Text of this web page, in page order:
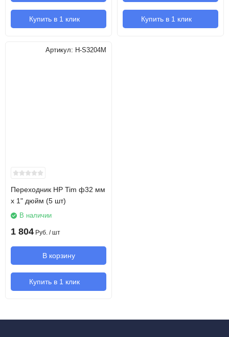
Купить в 1 клик Купить в 1 клик
Артикул: H-S3204M
Переходник НР Tim ф32 мм
x 1" дюйм (5 шт)
В наличии
1 804 Руб. / шт
В корзину
Купить в 1 клик